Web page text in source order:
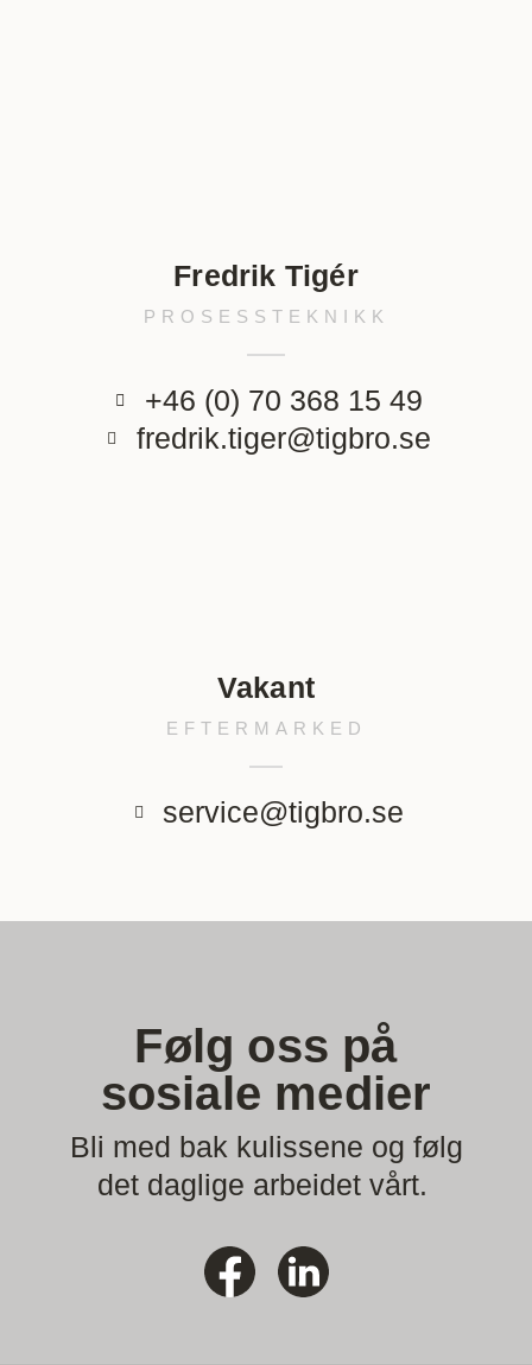
Fredrik Tigér
PROSESSTEKNIKK
+46 (0) 70 368 15 49
fredrik.tiger@tigbro.se
Vakant
EFTERMARKED
service@tigbro.se
Følg oss på
sosiale medier
Bli med bak kulissene og følg
det daglige arbeidet vårt.